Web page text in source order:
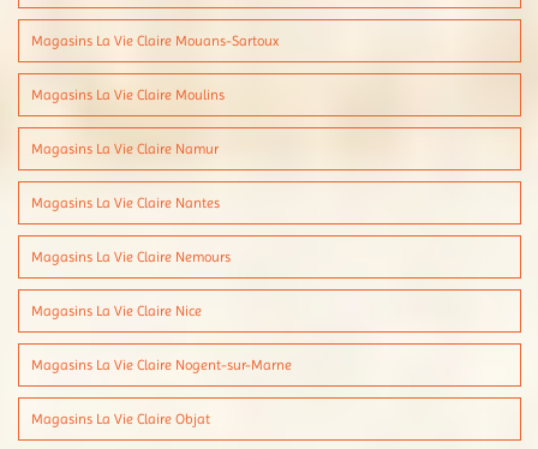
Magasins La Vie Claire Mouans-Sartoux
Magasins La Vie Claire Moulins
Magasins La Vie Claire Namur
Magasins La Vie Claire Nantes
Magasins La Vie Claire Nemours
Magasins La Vie Claire Nice
Magasins La Vie Claire Nogent-sur-Marne
Magasins La Vie Claire Objat